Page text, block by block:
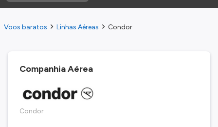
Voos baratos Linhas Aéreas Condor
Companhia Aérea
Condor